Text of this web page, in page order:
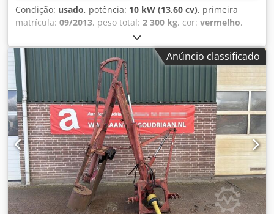
Condição: usado, potência: 10 kW (13,60 cv), primeira
matrícula: 09/2013, peso total: 2 300 kg, cor: vermelho,
5 000 kg
outro, tipo de engrenagem:outro, classe de emissão:
nenhum
, Ano de fabrico:2013
, * Equipamento de
fabricação alemã * Estado conforme fotos * Apenas 6.426
horas de operação * Vídeo disponível aqui: ?
v=q3Q39J2ZX20 * Combinação de corte Dücker MK25
composta pela unidade principal, cortador RSM e braço
articulado DUA800 * A pedido, enviamos vídeo da
combinação de corte MK25 * Documentação completa *
Combinação de corte Dücker MK25, ano de fabricação
2013 * Combinação composta por cortador de taludes e
cortador de faixa lateral em braços articulados Para
veículos municipais e tratores com placa de montagem
municipal grupo 3 e 5 Operação via sistema CAN-BUS com
Anúncio classificado